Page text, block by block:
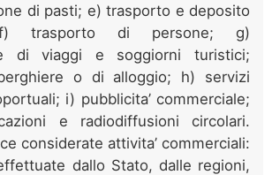
di pasti; e) trasporto e deposito
trasporto di persone; g)
di viaggi e soggiorni turistici;
o di alloggio; h) servizi
i) pubblicita’ commerciale;
e radiodiffusioni circolari.
considerate attivita’ commerciali:
dallo Stato, dalle regioni,